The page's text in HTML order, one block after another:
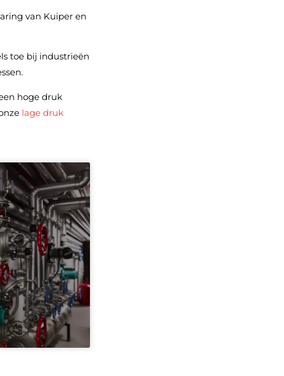
van Kuiper en
toe bij industrieën
hoge druk
lage druk